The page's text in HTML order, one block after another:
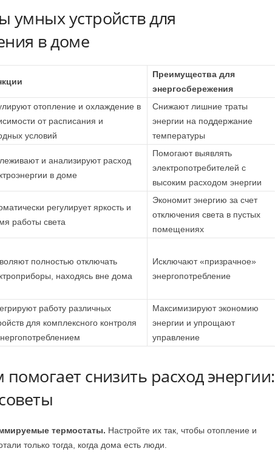
умных устройств для
в доме
Преимущества для
энергосбережения
отопление и охлаждение в
от расписания и
условий
Снижают лишние траты
энергии на поддержание
температуры
и анализируют расход
в доме
Помогают выявлять
электропотребителей с
высоким расходом энергии
регулирует яркость и
работы света
Экономит энергию за счет
отключения света в пустых
помещениях
полностью отключать
находясь вне дома
Исключают «призрачное»
энергопотребление
работу различных
для комплексного контроля
Максимизируют экономию
энергии и упрощают
управление
снизить расход энергии:
термостаты. Настройте их так, чтобы отопление и
только тогда, когда дома есть люди.